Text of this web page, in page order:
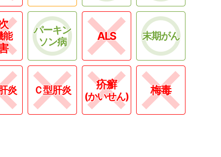
能
パーキン
ソン病
ALS 末期がん
炎 Ｃ型肝炎 疥癬
(かいせん) 梅毒